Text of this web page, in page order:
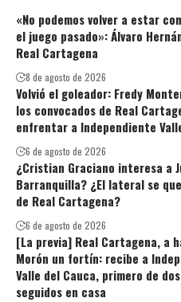
«No podemos volver a estar
el juego pasado»: Álvaro
Real Cartagena
8 de agosto de 2026
Volvió el goleador: Fredy
los convocados de Real
enfrentar a Independiente
6 de agosto de 2026
¿Cristian Graciano interesa a
Barranquilla? ¿El lateral se
de Real Cartagena?
6 de agosto de 2026
[La previa] Real Cartagena, a
Morón un fortín: recibe a
Valle del Cauca, primero de
seguidos en casa